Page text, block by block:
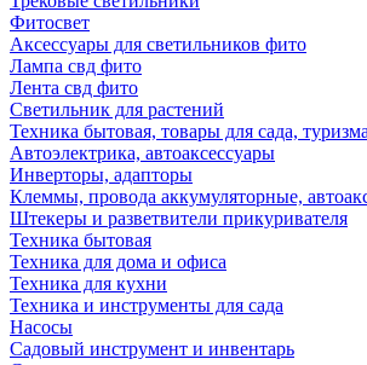
Фитосвет
Аксессуары для светильников фито
Лампа свд фито
Лента свд фито
Светильник для растений
Техника бытовая, товары для сада,
Автоэлектрика, автоаксессуары
Инверторы, адапторы
Клеммы, провода аккумуляторные,
Штекеры и разветвители прикуривателя
Техника бытовая
Техника для дома и офиса
Техника для кухни
Техника и инструменты для сада
Насосы
Садовый инструмент и инвентарь